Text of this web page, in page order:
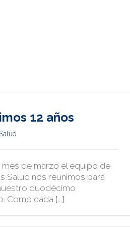
12 años
mes de marzo el equipo de
Salud nos reunimos para
duodécimo
Como cada [...]
269 742